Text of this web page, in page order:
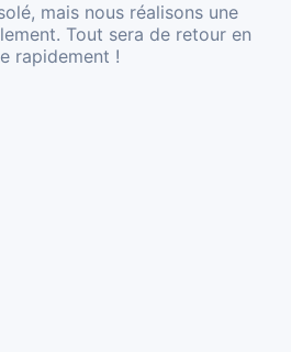
mais nous réalisons une
Tout sera de retour en
rapidement !